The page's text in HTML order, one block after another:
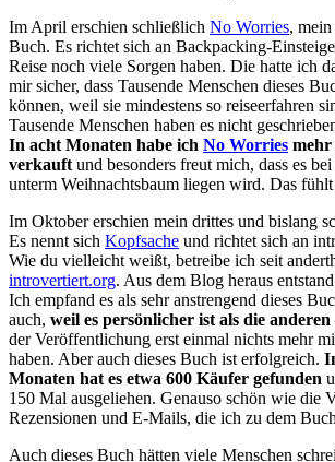
Im April erschien schließlich No Worries, mein
Buch. Es richtet sich an Backpacking-
Reise noch viele Sorgen haben. Die hatte ich
mir sicher, dass Tausende Menschen dieses
können, weil sie mindestens so reiseerfahren
Tausende Menschen haben es nicht
In acht Monaten habe ich No Worries mehr
verkauft und besonders freut mich, dass es
unterm Weihnachtsbaum liegen wird. Das
Im Oktober erschien mein drittes und bislang
Es nennt sich Kopfsache und richtet sich an
Wie du vielleicht weißt, betreibe ich seit
introvertiert.org. Aus dem Blog heraus
Ich empfand es als sehr anstrengend dieses
auch, weil es persönlicher ist als die anderen
der Veröffentlichung erst einmal nichts mehr
haben. Aber auch dieses Buch ist erfolgreich.
Monaten hat es etwa 600 Käufer gefunden
150 Mal ausgeliehen. Genauso schön wie die
Rezensionen und E-Mails, die ich zu dem
Auch dieses Buch hätten viele Menschen